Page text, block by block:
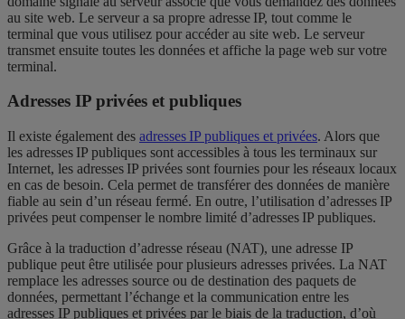
au site web. Le serveur a sa propre adresse IP, tout comme le
terminal que vous utilisez pour accéder au site web. Le serveur
transmet ensuite toutes les données et affiche la page web sur votre
terminal.
Adresses IP privées et publiques
Il existe également des adresses IP publiques et privées. Alors que
les adresses IP publiques sont accessibles à tous les terminaux sur
Internet, les adresses IP privées sont fournies pour les réseaux locaux
en cas de besoin. Cela permet de transférer des données de manière
fiable au sein d’un réseau fermé. En outre, l’utilisation d’adresses IP
privées peut compenser le nombre limité d’adresses IP publiques.
Grâce à la traduction d’adresse réseau (NAT), une adresse IP
publique peut être utilisée pour plusieurs adresses privées. La NAT
remplace les adresses source ou de destination des paquets de
données, permettant l’échange et la communication entre les
adresses IP publiques et privées par le biais de la traduction, d’où